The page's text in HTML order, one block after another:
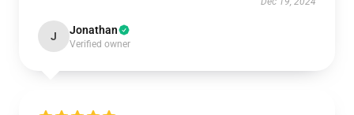
J Jonathan
Verified owner